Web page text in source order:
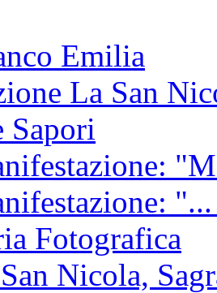
Emilia
La San
Sapori
Fotografica
Nicola,